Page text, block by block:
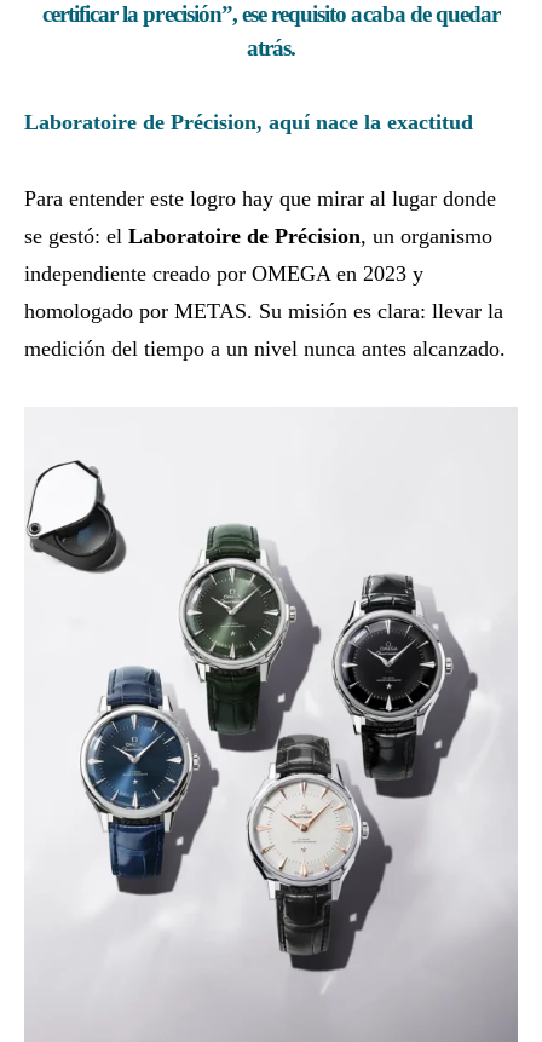
certificar la precisión”, ese requisito acaba de quedar
atrás.
Laboratoire de Précision, aquí nace la exactitud
Para entender este logro hay que mirar al lugar donde
se gestó: el Laboratoire de Précision, un organismo
independiente creado por OMEGA en 2023 y
homologado por METAS. Su misión es clara: llevar la
medición del tiempo a un nivel nunca antes alcanzado.